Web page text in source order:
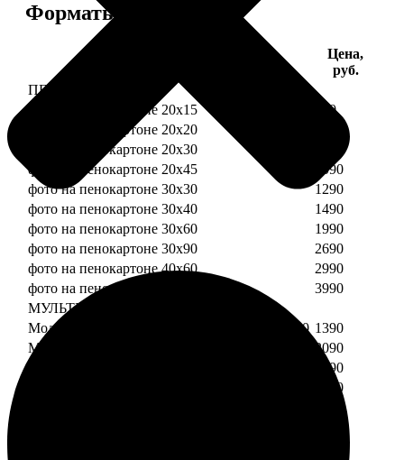
Форматы и цены
Цена,
руб.
ПЕНОКАРТОН
фото на пенокартоне 20х15
690
фото на пенокартоне 20х20
фото на пенокартоне 20х30
фото на пенокартоне 20х45
1090
фото на пенокартоне 30х30
1290
фото на пенокартоне 30х40
1490
фото на пенокартоне 30х60
1990
фото на пенокартоне 30х90
2690
фото на пенокартоне 40х60
2990
фото на пенокартоне 50х70
3990
МУЛЬТИПЕНОКАРТОН
Модульный пенокартон из двух частей 20х20 1390
Модульный пенокартон из трех частей 20х20
2090
1590
2390